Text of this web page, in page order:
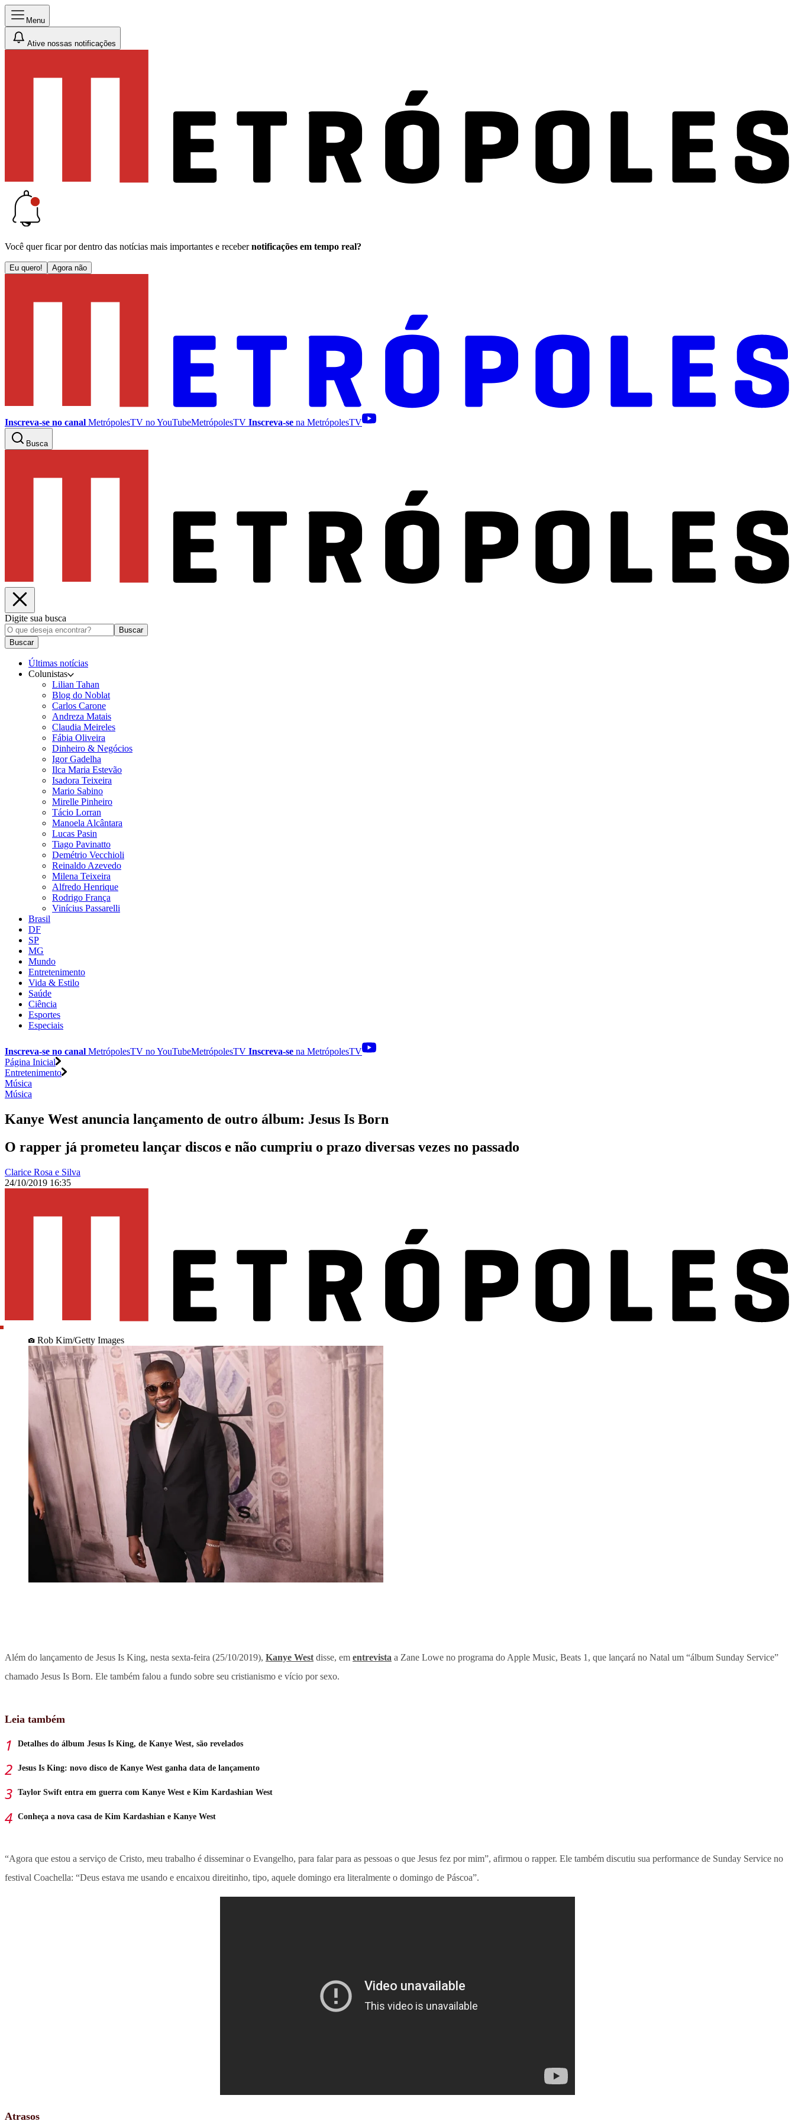
Menu
Ative nossas notificações
Você quer ficar por dentro das notícias mais importantes e receber notificações em tempo real?
Eu quero! Agora não
Inscreva-se no canal MetrópolesTV noYouTubeMetrópolesTV Inscreva-se na MetrópolesTV
Busca
Digite sua busca
Buscar
Buscar
Últimas notícias
Colunistas
Lilian Tahan
Blog do Noblat
Carlos Carone
Andreza Matais
Claudia Meireles
Fábia Oliveira
Dinheiro & Negócios
Igor Gadelha
Ilca Maria Estevão
Isadora Teixeira
Mario Sabino
Mirelle Pinheiro
Tácio Lorran
Manoela Alcântara
Lucas Pasin
Tiago Pavinatto
Demétrio Vecchioli
Reinaldo Azevedo
Milena Teixeira
Alfredo Henrique
Rodrigo França
Vinícius Passarelli
Brasil
DF
SP
MG
Mundo
Entretenimento
Vida & Estilo
Saúde
Ciência
Esportes
Especiais
Inscreva-se no canal MetrópolesTV noYouTubeMetrópolesTV Inscreva-se na MetrópolesTV
Página Inicial
Entretenimento
Música
Música
Kanye West anuncia lançamento de outro álbum: Jesus Is Born
O rapper já prometeu lançar discos e não cumpriu o prazo diversas vezes no passado
Clarice Rosa e Silva
24/10/2019 16:35
Rob Kim/Getty Images
Além do lançamento de Jesus Is King, nesta sexta-feira (25/10/2019), Kanye West disse, em entrevista a Zane Lowe no programa do Apple Music, Beats 1, que lançará no Natal um “álbum Sunday Service”
chamado Jesus Is Born. Ele também falou a fundo sobre seu cristianismo e vício por sexo.
Leia também
Detalhes do álbum Jesus Is King, de Kanye West, são revelados
Jesus Is King: novo disco de Kanye West ganha data de lançamento
Taylor Swift entra em guerra com Kanye West e Kim Kardashian West
Conheça a nova casa de Kim Kardashian e Kanye West
“Agora que estou a serviço de Cristo, meu trabalho é disseminar o Evangelho, para falar para as pessoas o que Jesus fez por mim”, afirmou o rapper. Ele também discutiu sua performance de Sunday Service no
festival Coachella: “Deus estava me usando e encaixou direitinho, tipo, aquele domingo era literalmente o domingo de Páscoa”.
Atrasos